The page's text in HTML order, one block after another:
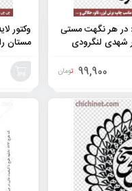
در هر نگهت مستی
لنگرودی
99,900 تومان
وکتور
مستان